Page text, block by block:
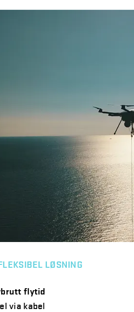
LØSNING
flytid
via kabel